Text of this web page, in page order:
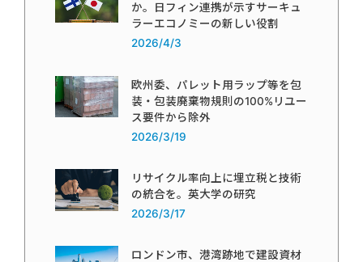
か。日フィン連携が示すサーキュ
ラーエコノミーの新しい役割
2026/4/3
欧州委、パレット用ラップ等を包
装・包装廃棄物規則の100%リユー
ス要件から除外
2026/3/19
リサイクル率向上に埋立税と技術
の統合を。英大学の研究
2026/3/17
ロンドン市、港湾跡地で建設資材